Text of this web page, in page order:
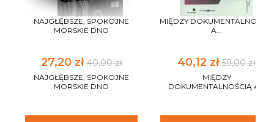
NAJGŁĘBSZE, SPOKOJNE
MORSKIE DNO
27,20 zł40,00 zł
NAJGŁĘBSZE, SPOKOJNE
MORSKIE DNO
MIĘDZY DOKUMENTALNOŚCIĄ
A...
40,12 zł 59,00 zł
MIĘDZY
DOKUMENTALNOŚCIĄ A...